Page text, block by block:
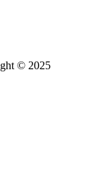
© 2025